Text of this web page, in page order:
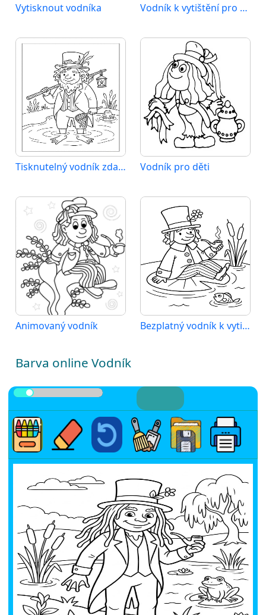
Vytisknout vodníka Vodník k vytištění pro děti
Tisknutelný vodník zdarma Vodník pro děti
Animovaný vodník Bezplatný vodník k vytištění
Barva online Vodník